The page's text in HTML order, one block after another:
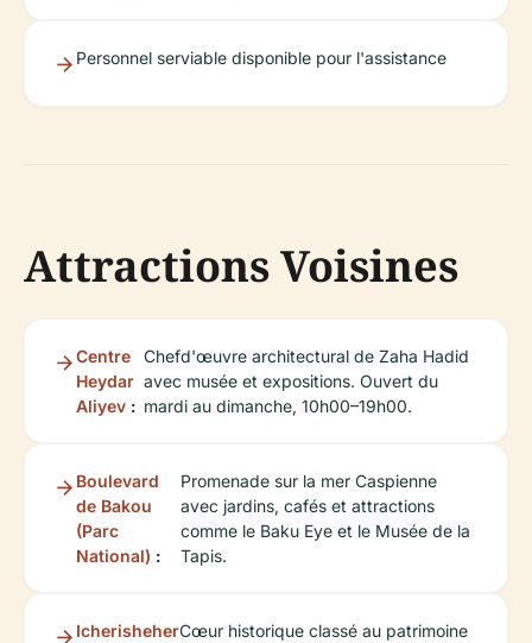
Personnel serviable disponible pour l'assistance
Attractions Voisines
Centre
Heydar
Aliyev :
Chefd'œuvre architectural de Zaha Hadid
avec musée et expositions. Ouvert du
mardi au dimanche, 10h00–19h00.
Boulevard
de Bakou
(Parc
National) :
Promenade sur la mer Caspienne
avec jardins, cafés et attractions
comme le Baku Eye et le Musée de la
Tapis.
IcherisheherCœur historique classé au patrimoine